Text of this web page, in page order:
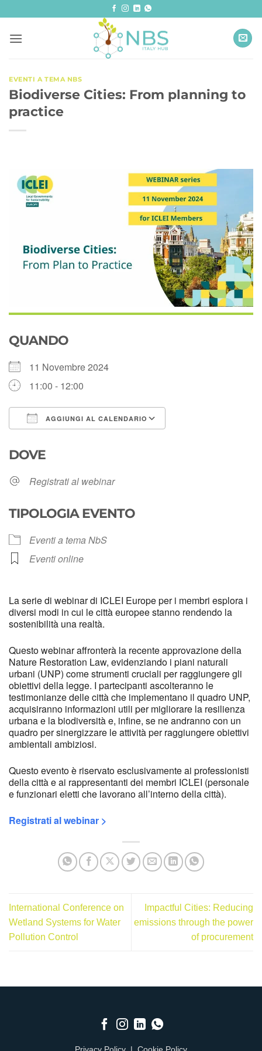
contenuti
EVENTI A TEMA NBS
Biodiverse Cities: From planning to
practice
QUANDO
11 Novembre 2024
11:00 - 12:00
AGGIUNGI AL CALENDARIO
DOVE
Registrati al webinar
TIPOLOGIA EVENTO
Eventi a tema NbS
Eventi online
La serie di webinar di ICLEI Europe per i membri esplora i
diversi modi in cui le città europee stanno rendendo la
sostenibilità una realtà.
Questo webinar affronterà la recente approvazione della
Nature Restoration Law, evidenziando i piani naturali
urbani (UNP) come strumenti cruciali per raggiungere gli
obiettivi della legge. I partecipanti ascolteranno le
testimonianze delle città che implementano il quadro UNP,
acquisiranno informazioni utili per migliorare la resilienza
urbana e la biodiversità e, infine, se ne andranno con un
quadro per sinergizzare le attività per raggiungere obiettivi
ambientali ambiziosi.
Questo evento è riservato esclusivamente ai professionisti
della città e ai rappresentanti dei membri ICLEI (personale
e funzionari eletti che lavorano all’interno della città).
Registrati al webinar >
International Conference on
Wetland Systems for Water
Pollution Control
Impactful Cities: Reducing
emissions through the power
of procurement